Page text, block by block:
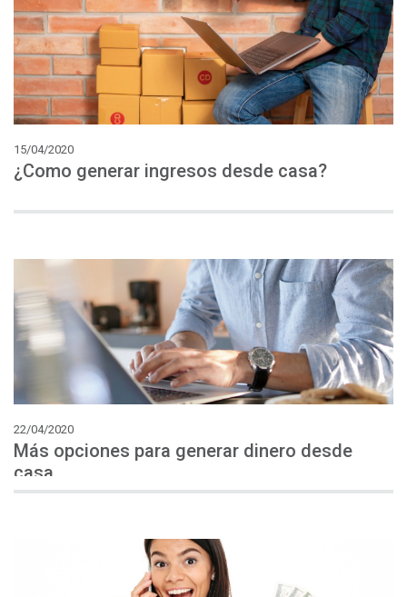
15/04/2020
¿Como generar ingresos desde casa?
22/04/2020
Más opciones para generar dinero desde
casa.